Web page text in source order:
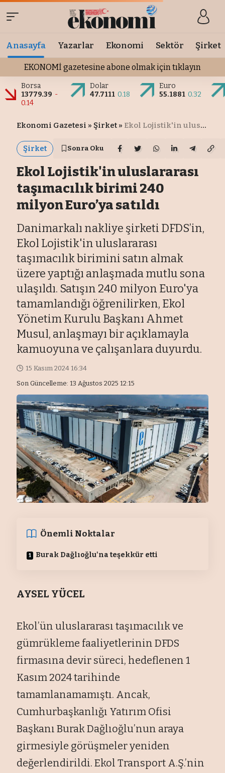
Anasayfa Yazarlar Ekonomi Sektör Şirket
EKONOMİ gazetesine abone olmak için tıklayın
Borsa
13779.39 -
0.14
Dolar
47.7111 0.18
Euro
55.1881 0.32
Ekonomi Gazetesi » Şirket » Ekol Lojistik'in uluslararası taşımacılık birimi 240 milyon Euro’ya satıldı
Şirket Sonra Oku
Ekol Lojistik'in uluslararası
taşımacılık birimi 240
milyon Euro’ya satıldı
Danimarkalı nakliye şirketi DFDS’in,
Ekol Lojistik'in uluslararası
taşımacılık birimini satın almak
üzere yaptığı anlaşmada mutlu sona
ulaşıldı. Satışın 240 milyon Euro'ya
tamamlandığı öğrenilirken, Ekol
Yönetim Kurulu Başkanı Ahmet
Musul, anlaşmayı bir açıklamayla
kamuoyuna ve çalışanlara duyurdu.
Son Güncelleme: 13 Ağustos 2025 12:15
15 Kasım 2024 16:34
Önemli Noktalar
Burak Dağlıoğlu'na teşekkür etti
AYSEL YÜCEL
Ekol’ün uluslararası taşımacılık ve
gümrükleme faaliyetlerinin DFDS
firmasına devir süreci, hedeflenen 1
Kasım 2024 tarihinde
tamamlanamamıştı. Ancak,
Cumhurbaşkanlığı Yatırım Ofisi
Başkanı Burak Dağlıoğlu’nun araya
girmesiyle görüşmeler yeniden
değerlendirildi. Ekol Transport A.Ş.’nin